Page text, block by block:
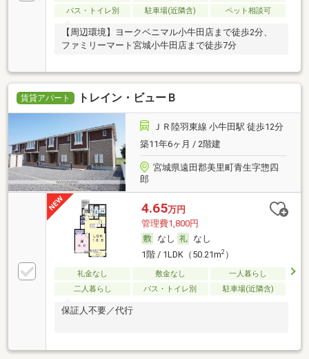
バス・トイレ別
駐車場(近隣含) ペット相談可
【周辺環境】ヨークベニマル小牛田店まで徒歩2分、
ファミリーマート宮城小牛田店まで徒歩7分
賃貸アパート トレイン・ビューＢ
ＪＲ陸羽東線 小牛田駅 徒歩12分
築11年6ヶ月 / 2階建
宮城県遠田郡美里町青生字惣四
郎
4.65万円
管理費1,800円
なし
なし
1階 / 1LDK（50.21m2）
礼金なし 敷金なし
一人暮らし
二人暮らし
バス・トイレ別 駐車場(近隣含)
保証人不要／代行